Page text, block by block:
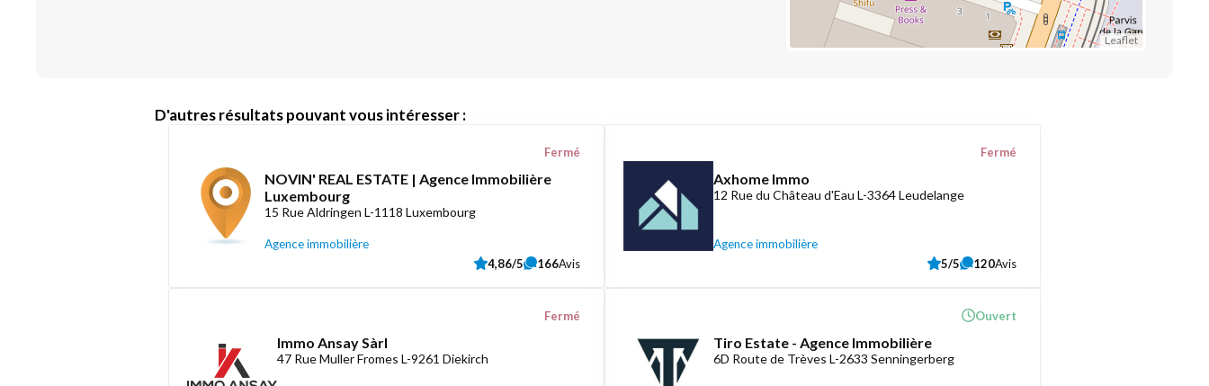
Leaflet
D'autres résultats pouvant vous intéresser :
NOVIN' REAL ESTATE | Agence Immobilière
Luxembourg
15 Rue Aldringen L-1118 Luxembourg
Agence immobilière
Fermé
4,86/5 166Avis
Axhome Immo
12 Rue du Château d'Eau L-3364 Leudelange
Agence immobilière
Fermé
5/5 120Avis
Immo Ansay Sàrl
47 Rue Muller Fromes L-9261 Diekirch
Fermé
Tiro Estate - Agence Immobilière
6D Route de Trèves L-2633 Senningerberg
Ouvert